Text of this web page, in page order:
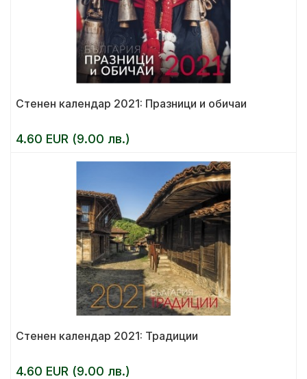
Стенен календар 2021: Празници и обичаи
4.60 EUR (9.00 лв.)
Стенен календар 2021: Традиции
4.60 EUR (9.00 лв.)